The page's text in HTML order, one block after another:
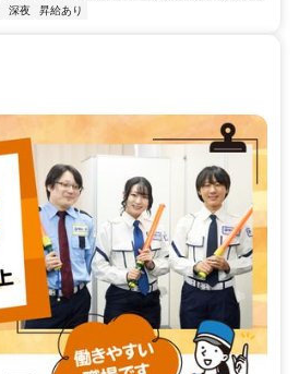
深夜 昇給あり